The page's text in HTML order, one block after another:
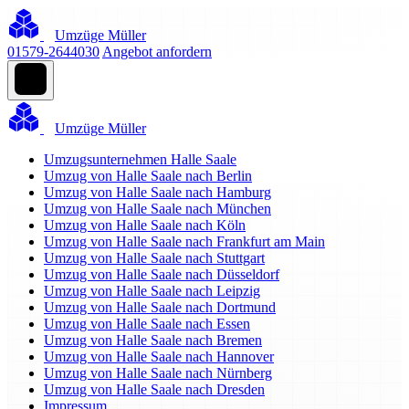
Umzüge Müller
01579-2644030 Angebot anfordern
Umzüge Müller
Umzugsunternehmen Halle Saale
Umzug von Halle Saale nach Berlin
Umzug von Halle Saale nach Hamburg
Umzug von Halle Saale nach München
Umzug von Halle Saale nach Köln
Umzug von Halle Saale nach Frankfurt am Main
Umzug von Halle Saale nach Stuttgart
Umzug von Halle Saale nach Düsseldorf
Umzug von Halle Saale nach Leipzig
Umzug von Halle Saale nach Dortmund
Umzug von Halle Saale nach Essen
Umzug von Halle Saale nach Bremen
Umzug von Halle Saale nach Hannover
Umzug von Halle Saale nach Nürnberg
Umzug von Halle Saale nach Dresden
Impressum